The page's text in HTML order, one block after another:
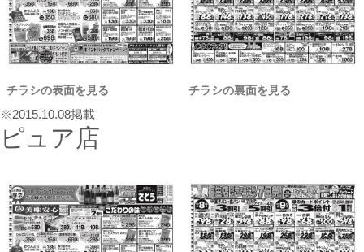
チラシの表面を見る チラシの裏面を見る
※2015.10.08掲載
ピュア店